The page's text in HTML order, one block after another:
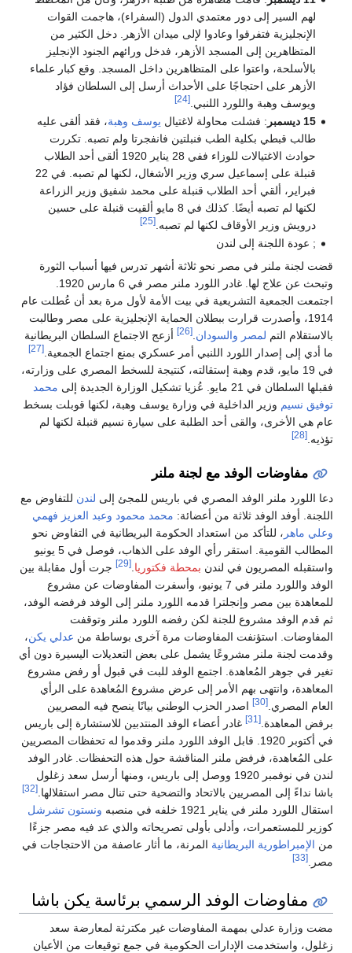
لهم السير إلى دور معتمدي الدول (السفراء)، هاجمت القوات
الإنجليزية فتفرقوا وعادوا لإلى ميدان الأزهر. دخل الكثير من
المتظاهرين إلى المسجد الأزهر، فدخل ورائهم الجنود الإنجليز
بالأسلحة، واعتوا على المتظاهرين داخل المسجد. وقع كبار علماء
الأزهر على احتجاجًا على الأحداث أرسل إلى السلطان فؤاد
ويوسف وهبة واللورد اللنبي.[24]
15 ديسمبر : فشلت محاولة لاغتيال يوسف وهبة، فقد ألقى عليه
طالب قبطي بكلية الطب فنبلتين فانفجرتا ولم تصبه. تكررت
حوادث الاغتيالات للوزاء ففي 28 يناير 1920 ألقى أحد الطلاب
قنبلة على إسماعيل سري وزير الأشغال، لكنها لم تصبه. في 22
فبراير، ألقي أحد الطلاب قنبلة على محمد شفيق وزير الزراعة
لكنها لم تصبه أيضًا. كذلك في 8 مايو ألقيت قنبلة على حسين
درويش وزير الأوقاف لكنها لم تصبه.[25]
; عودة اللجنة إلى لندن
قضت لجنة ملنر في مصر نحو ثلاثة أشهر تدرس فيها أسباب الثورة
وتبحث عن علاج لها. غادر اللورد ملنر مصر في 6 مارس 1920.
اجتمعت الجمعية التشريعية في بيت الأمة لأول مرة بعد أن عُطلت عام
1914، وأصدرت قرارت ببطلان الحماية الإنجليزية على مصر وطالبت
بالاستقلام التم لمصر والسودان.
[26]
أزعج الاجتماع السلطان البريطانية
ما أدي إلى إصدار اللورد اللنبي أمر عسكري بمنع اجتماع الجمعية.[27]
في 19 مايو، قدم وهبة إستقالته، كنتيجة للسخط المصري على وزارته،
فقبلها السلطان في 21 مايو. عُزيا تشكيل الوزارة الجديدة إلى
محمد
توفيق نسيم وزير الداخلية في وزارة يوسف وهبة، لكنها قوبلت بسخط
عام هي الأخرى، والقى أحد الطلبة على سيارة نسيم قنبلة لكنها لم
تؤذيه.[28]
مفاوضات الوفد مع لجنة ملنر
دعا اللورد ملنر الوفد المصري في باريس للمجئ إلى لندن للتفاوض مع
اللجنة. أوفد الوفد ثلاثة من أعضائة: محمد محمود وعبد العزيز فهمي
وعلي ماهر ، للتأكد من استعداد الحكومة البريطانية في التفاوض نحو
المطالب القومية. استقر رأي الوفد على الذهاب، فوصل في 5 يونيو
واستقبله المصريون في لندن بمحطة فكتوريا [29]
جرت أول مقابلة بين
الوفد واللورد ملنر في 7 يونيو، وأسفرت المفاوضات عن مشروع
للمعاهدة بين مصر وإنجلترا قدمه اللورد ملنر إلى الوفد فرفضه الوفد،
ثم قدم الوفد مشروع للجنة لكن رفضه اللورد ملنر وتوقفت
المفاوضات. استؤنفت المفاوضات مرة آخرى بوساطة من عدلي يكن،
وقدمت لجنة ملنر مشروعًا يشمل على بعض التعديلات اليسيرة دون أي
تغير في جوهر المُعاهدة. اجتمع الوفد للبت في قبول أو رفض مشروع
المعاهدة، وانتهى بهم الأمر إلى عرض مشروع المُعاهدة على الرأي
العام المصري. [30]
اصدر الحزب الوطني بيانًا ينصح فيه المصريين
برفض المعاهدة. [31]
غادر أعضاء الوفد المنتدبين للاستشارة إلى باريس
في أكتوبر 1920. قابل الوفد اللورد ملنر وقدموا له تحفظات المصريين
على المُعاهدة، فرفض ملنر المناقشة حول هذه التحفظات. غادر الوفد
لندن في نوفمبر 1920 ووصل إلى باريس، ومنها أرسل سعد زغلول
باشا نداءً إلى المصريين بالاتحاد والتضحية حتى تنال مصر استقلالها. [32]
استقال اللورد ملنر في يناير 1921 خلفه في منصبه
ونستون تشرشل
كوزير للمستعمرات، وأدلى بأولى تصريحاته والذي عد فيه مصر جزءًا
من الإمبراطورية البريطانية المرنة، ما أثار عاصفة من الاحتجاجات في
مصر.
[33]
مفاوضات الوفد الرسمي برئاسة يكن باشا
مضت وزارة عدلي بمهمة المفاوضات غير مكترثة لمعارضة سعد
زغلول، واستخدمت الإدارات الحكومية في جمع توقيعات من الأعيان